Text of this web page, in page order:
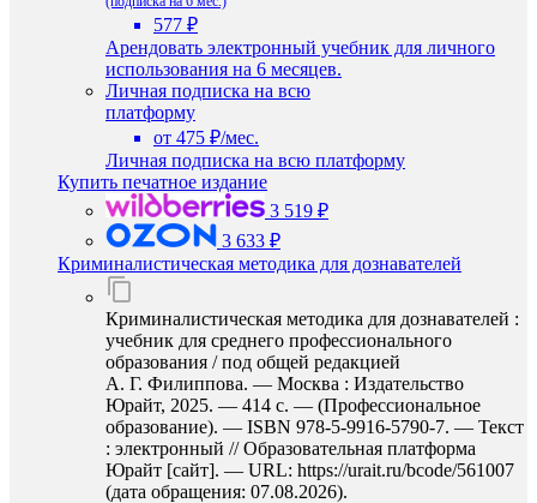
577 ₽
Арендовать электронный учебник для личного
использования на 6 месяцев.
Личная подписка на всю
платформу
от 475 ₽/мес.
Личная подписка на всю платформу
Купить печатное издание
3 519 ₽
3 633 ₽
Криминалистическая методика для дознавателей
Криминалистическая методика для дознавателей :
учебник для среднего профессионального
образования / под общей редакцией
А. Г. Филиппова. — Москва : Издательство
Юрайт, 2025. — 414 с. — (Профессиональное
образование). — ISBN 978-5-9916-5790-7. — Текст
: электронный // Образовательная платформа
Юрайт [сайт]. — URL: https://urait.ru/bcode/561007
(дата обращения: 07.08.2026).